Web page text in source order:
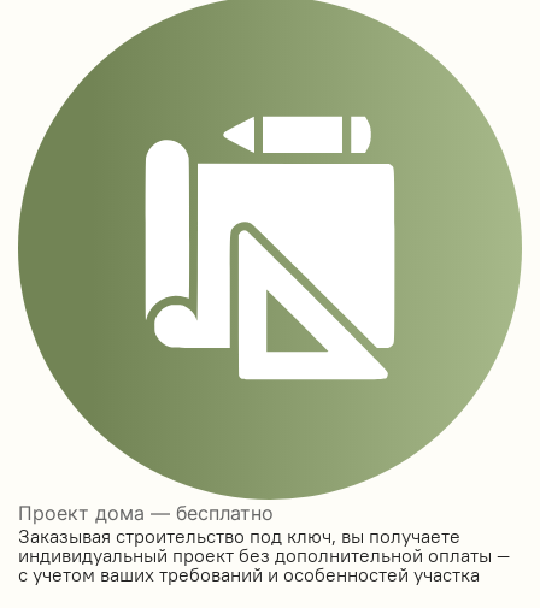
Проект дома — бесплатно
Заказывая строительство под ключ, вы получаете
индивидуальный проект без дополнительной оплаты —
с учетом ваших требований и особенностей участка